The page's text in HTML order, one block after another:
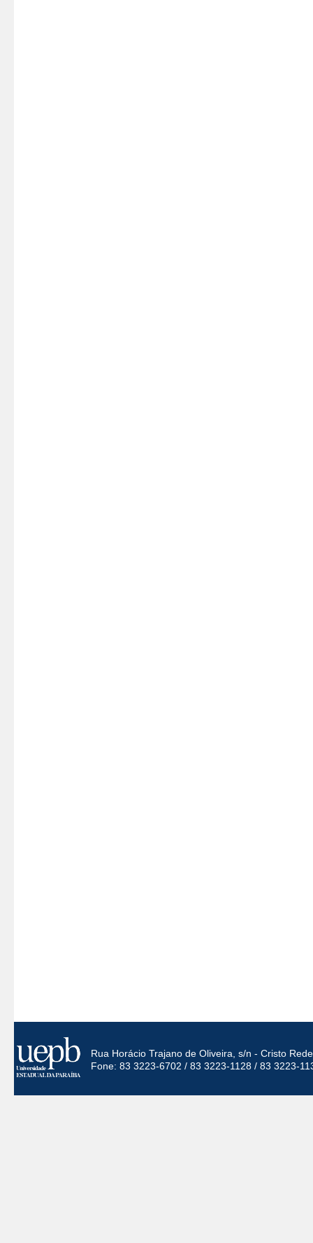
Rua Horácio Trajano de Oliveira, s/n - Cristo
Fone: 83 3223-6702 / 83 3223-1128 / 83 3223-